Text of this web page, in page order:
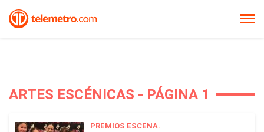
ARTES ESCÉNICAS - PÁGINA 1
PREMIOS ESCENA.